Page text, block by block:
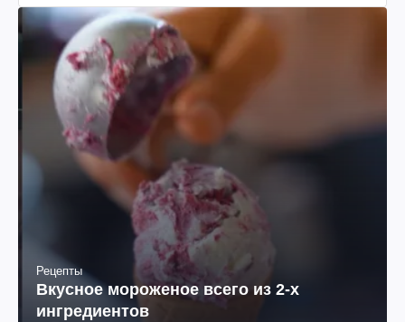
Рецепты
Вкусное мороженое всего из 2-х
ингредиентов